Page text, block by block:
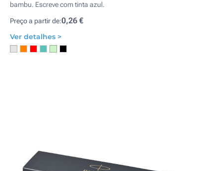
bambu. Escreve com tinta azul.
Preço a partir de:0,26 €
Ver detalhes >